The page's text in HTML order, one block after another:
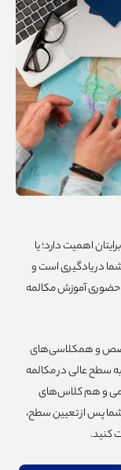
اهمیت دارد؛ یا
در یادگیری است و
حضوری آموزش مکالمه
و همکلاسی‌های
سطح عالی در مکالمه
و هم کلاس‌های
پس از تعیین سطح،
کنید.